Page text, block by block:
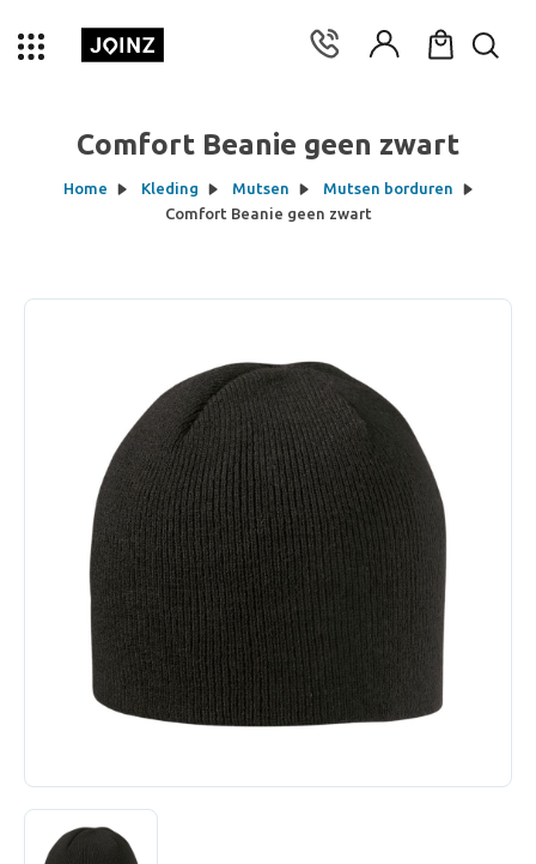
Comfort Beanie geen zwart
Home Kleding Mutsen
Mutsen borduren
Comfort Beanie geen zwart